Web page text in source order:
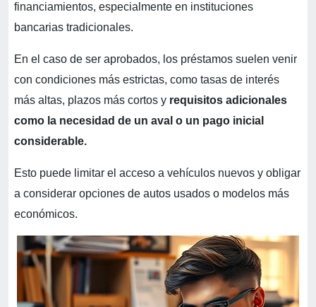
financiamientos, especialmente en instituciones
bancarias tradicionales.
En el caso de ser aprobados, los préstamos suelen venir
con condiciones más estrictas, como tasas de interés
más altas, plazos más cortos y requisitos adicionales
como la necesidad de un aval o un pago inicial
considerable.
Esto puede limitar el acceso a vehículos nuevos y obligar
a considerar opciones de autos usados o modelos más
económicos.